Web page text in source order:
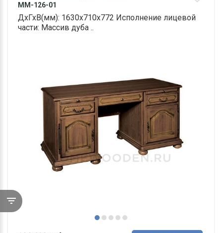
ММ-126-01
ДхГхВ(мм): 1630х710х772 Исполнение лицевой
части: Массив дуба ..